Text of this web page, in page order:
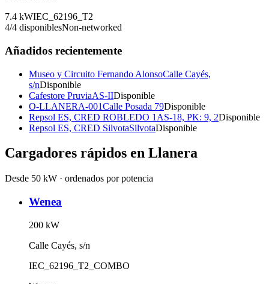
7.4 kWIEC_62196_T2
4/4 disponiblesNon-networked
Añadidos recientemente
Museo y Circuito Fernando AlonsoCalle Cayés,
s/nDisponible
Cafestore PruviaAS-IIDisponible
O-LLANERA-001Calle Posada 79Disponible
Repsol ES, CRED ROBLEDO 1 AS-18, PK: 9, 2Disponible
Repsol ES, CRED SilvotaSilvotaDisponible
Cargadores rápidos en Llanera
Desde 50 kW · ordenados por potencia
Wenea
200 kW
Calle Cayés, s/n
IEC_62196_T2_COMBO